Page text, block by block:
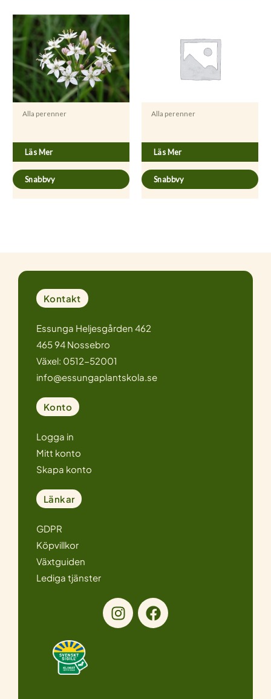
Alla perenner
Läs Mer
Snabbvy
Alla perenner
Läs Mer
Snabbvy
Kontakt
Essunga Heljesgården 462
465 94 Nossebro
Växel: 0512-52001
info@essungaplantskola.se
Konto
Logga in
Mitt konto
Skapa konto
Länkar
GDPR
Köpvillkor
Växtguiden
Lediga tjänster
I
n
F
a